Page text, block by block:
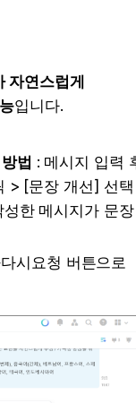
자연스럽게
입니다.
법 : 메시지 입력
> [문장 개선] 선택
한 메시지가 문장
시요청 버튼으로